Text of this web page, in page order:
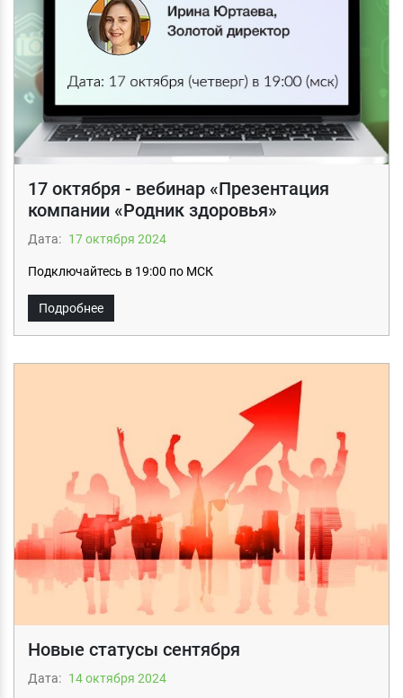
17 октября - вебинар «Презентация
компании «Родник здоровья»
Дата: 17 октября 2024
Подключайтесь в 19:00 по МСК
Подробнее
Новые статусы сентября
Дата: 14 октября 2024